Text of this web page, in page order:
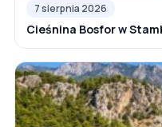
7 sierpnia 2026
Cieśnina Bosfor w